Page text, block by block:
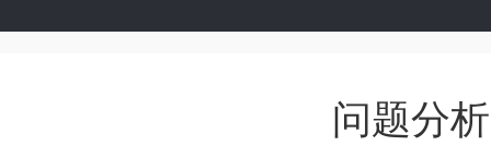
问题分析